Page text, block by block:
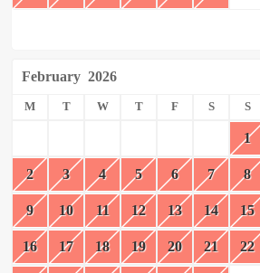
February 2026
M T W T F S S
1
2 3 4 5 6 7 8
9 10 11 12 13 14 15
16 17 18 19 20 21 22